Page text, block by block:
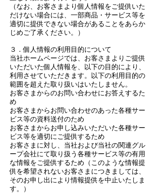
（なお、お客さまより個人情報をご提供いた
だけない場合には、一部商品・サービス等を
適切に提供できない場合があることをあらか
じめご了承ください。）
３．個人情報の利用目的について
当社ホームページでは、お客さまよりご提供
いただいた個人情報を、以下の目的により、
利用させていただきます。以下の利用目的の
範囲を超えた取り扱いはいたしません。
お客さまからのお問い合わせにお答えするた
め
お客さまからお問い合わせのあった各種サー
ビス等の資料送付のため
お客さまからお申し込みいただいた各種サー
ビス等を適切にご提供するため
お客さまに対し、当社および当社の関連グル
ープ会社にて取り扱う各種サービス等の有用
な情報をご提供するため（このような情報提
供を希望されないお客さまにつきましては、
そのお申し出により情報提供を中止いたしま
す。）